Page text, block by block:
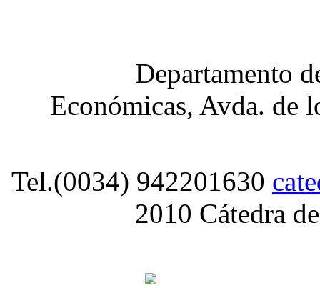
Departamento
Económicas, Avda. de
Tel.(0034) 942201630
2010 Cátedra